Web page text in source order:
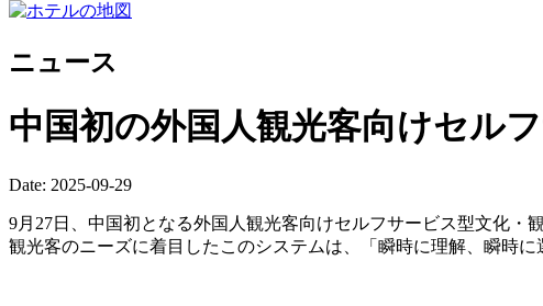
ニュース
中国初の外国人観光客向けセル
Date: 2025-09-29
9月27日、中国初となる外国人観光客向けセルフサービス型文化・
観光客のニーズに着目したこのシステムは、「瞬時に理解、瞬時